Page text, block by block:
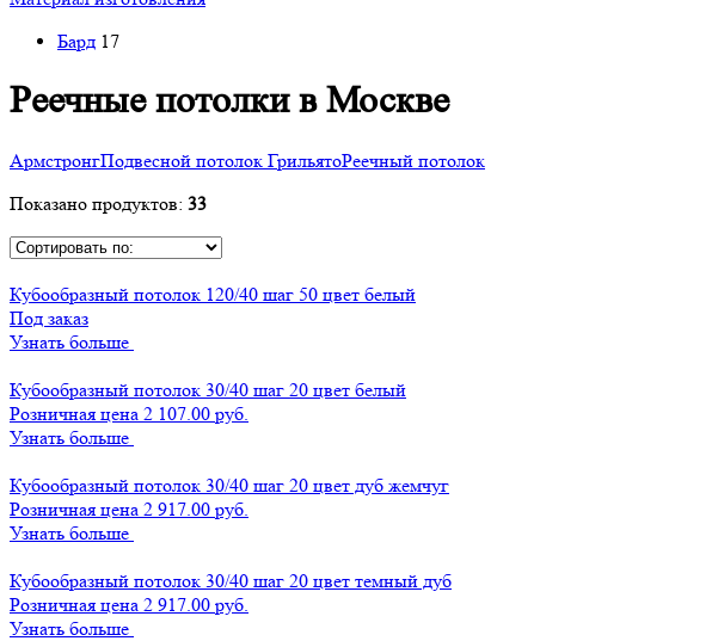
Бард 17
Реечные потолки в Москве
АрмстронгПодвесной потолок ГрильятоРеечный потолок
Показано продуктов: 33
Кубообразный потолок 120/40 шаг 50 цвет белый
Под заказ
Узнать больше
Кубообразный потолок 30/40 шаг 20 цвет белый
Розничная цена 2 107.00 руб.
Узнать больше
Кубообразный потолок 30/40 шаг 20 цвет дуб жемчуг
Розничная цена 2 917.00 руб.
Узнать больше
Кубообразный потолок 30/40 шаг 20 цвет темный дуб
Розничная цена 2 917.00 руб.
Узнать больше